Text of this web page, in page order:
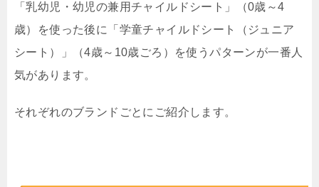
「乳幼児・幼児の兼用チャイルドシート」（0歳～4
歳）を使った後に「学童チャイルドシート（ジュニア
シート）」（4歳～10歳ごろ）を使うパターンが一番人
気があります。
それぞれのブランドごとにご紹介します。